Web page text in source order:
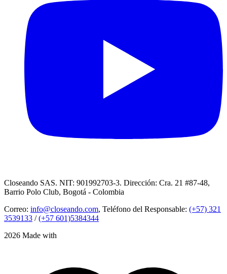
Closeando SAS. NIT: 901992703-3. Dirección: Cra. 21 #87-48,
Barrio Polo Club, Bogotá - Colombia
Correo: info@closeando.com, Teléfono del Responsable: (+57) 321
3539133 /(+57 601)5384344
2026 Made with